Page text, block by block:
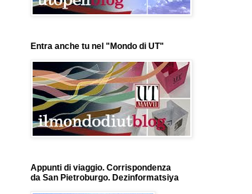
Entra anche tu nel "Mondo di UT"
Appunti di viaggio. Corrispondenza
da San Pietroburgo. Dezinformatsiya